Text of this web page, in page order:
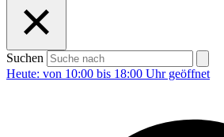
Suchen
Heute: von 10:00 bis 18:00 Uhr geöffnet